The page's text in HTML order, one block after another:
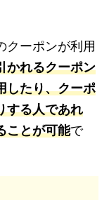
クーポンが利用
かれるクーポン
したり、クーポ
する人であれ
ことが可能で